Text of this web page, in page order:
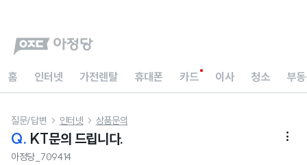
홈 인터넷 가전렌탈 휴대폰 카드 이사 청소 부
질문/답변  인터넷  상품문의
Q. KT문의 드립니다. 
아정당_709414